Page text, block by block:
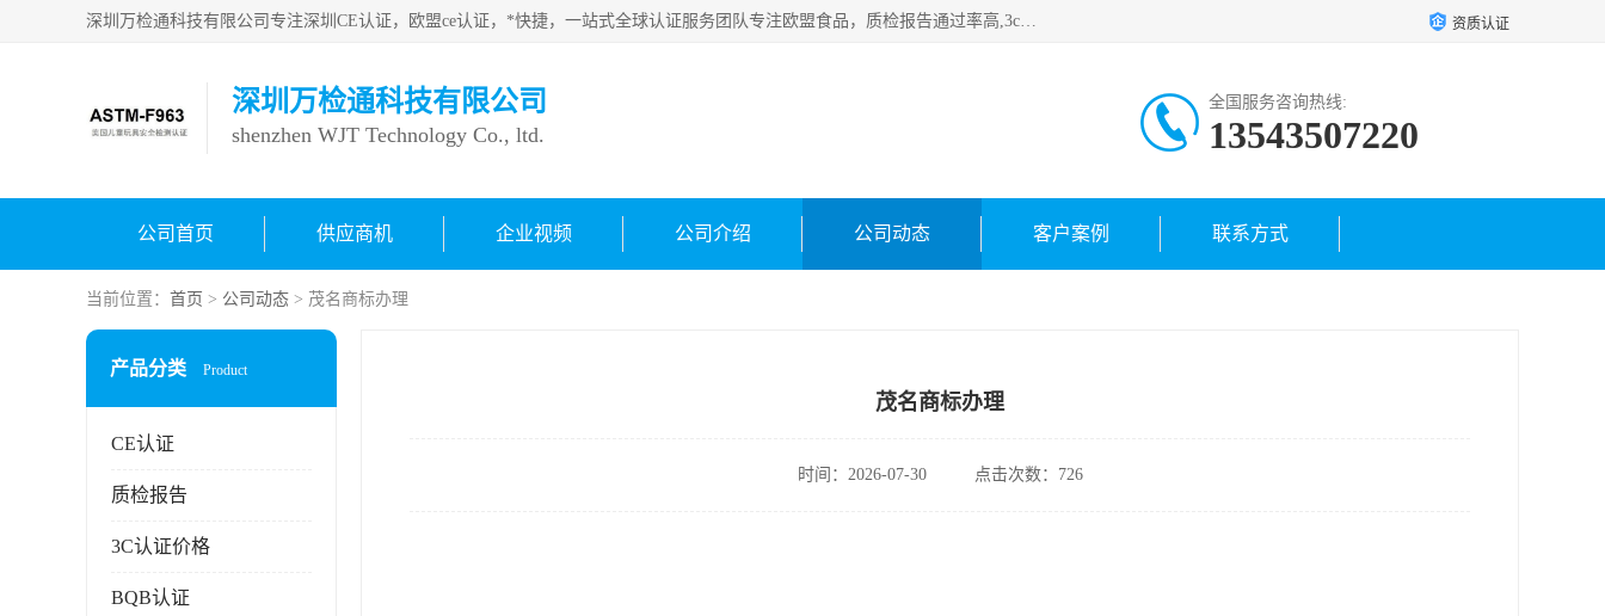
深圳万检通科技有限公司专注深圳CE认证，欧盟ce认证，*快捷，一站式全球认证服务团队专注欧盟食品，质检报告通过率高,3c认证优惠，欧盟公告机构授权代理，欢迎咨询 资质认证
深圳万检通科技有限公司
shenzhen WJT Technology Co., ltd.
全国服务咨询热线:
13543507220
公司首页 供应商机 企业视频 公司介绍 公司动态 客户案例 联系方式
当前位置： 首页 > 公司动态 > 茂名商标办理
产品分类 Product
CE认证
质检报告
3C认证价格
BQB认证
茂名商标办理
时间：2026-07-30 点击次数：726